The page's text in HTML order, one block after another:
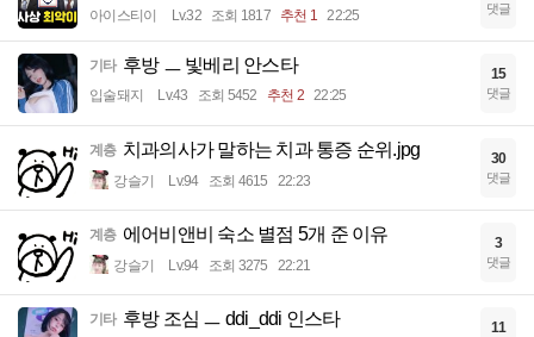
아이스티이 Lv.32 조회 1817 추천 1 22:25 댓글
기타 후방 ㅡ 빛베리 안스타
입술돼지 Lv.43 조회 5452 추천 2 22:25
15
댓글
계층 치과의사가 말하는 치과 통증 순위.jpg
강슬기 Lv.94 조회 4615 22:23
30
댓글
계층 에어비앤비 숙소 별점 5개 준 이유
강슬기 Lv.94 조회 3275 22:21
3
댓글
기타 후방 조심 ㅡ ddi_ddi 인스타 11